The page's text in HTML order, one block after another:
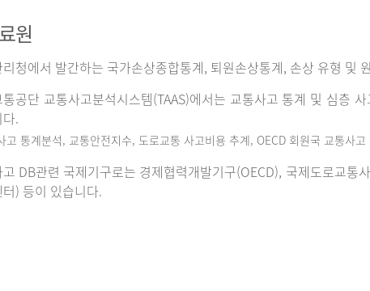
원
청에서 발간하는 국가손상종합통계, 퇴원손상통계, 손상 유형 및
공단 교통사고분석시스템(TAAS)에서는 교통사고 통계 및 심층
.
고 통계분석, 교통안전지수, 도로교통 사고비용 추계, OECD 회원국 교통사고
DB관련 국제기구로는 경제협력개발기구(OECD), 국제도로교통
) 등이 있습니다.